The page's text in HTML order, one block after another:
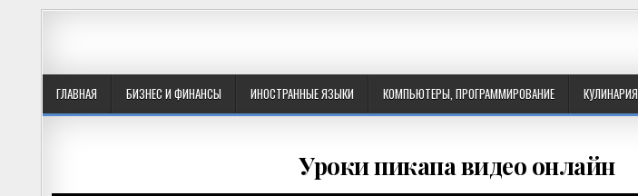
ГЛАВНАЯ БИЗНЕС И ФИНАНСЫ ИНОСТРАННЫЕ ЯЗЫКИ КОМПЬЮТЕРЫ, ПРОГРАММИРОВАНИЕ КУЛИНАРИЯ
Уроки пикапа видео онлайн